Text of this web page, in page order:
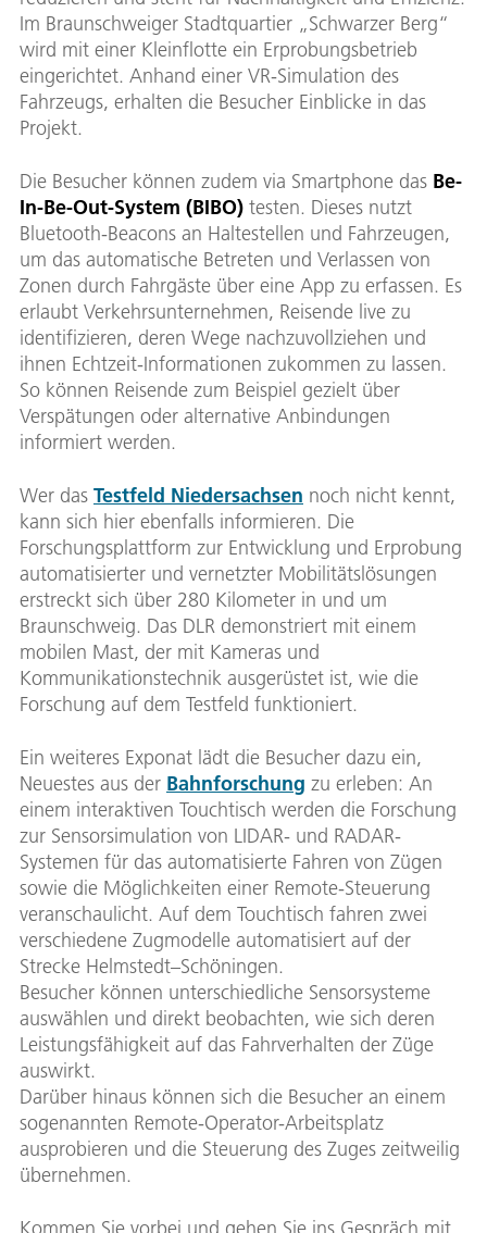
Im Braunschweiger Stadtquartier „Schwarzer Berg“
wird mit einer Kleinflotte ein Erprobungsbetrieb
eingerichtet. Anhand einer VR-Simulation des
Fahrzeugs, erhalten die Besucher Einblicke in das
Projekt.
Die Besucher können zudem via Smartphone das Be-
In-Be-Out-System (BIBO) testen. Dieses nutzt
Bluetooth-Beacons an Haltestellen und Fahrzeugen,
um das automatische Betreten und Verlassen von
Zonen durch Fahrgäste über eine App zu erfassen. Es
erlaubt Verkehrsunternehmen, Reisende live zu
identifizieren, deren Wege nachzuvollziehen und
ihnen Echtzeit-Informationen zukommen zu lassen.
So können Reisende zum Beispiel gezielt über
Verspätungen oder alternative Anbindungen
informiert werden.
Wer das Testfeld Niedersachsen noch nicht kennt,
kann sich hier ebenfalls informieren. Die
Forschungsplattform zur Entwicklung und Erprobung
automatisierter und vernetzter Mobilitätslösungen
erstreckt sich über 280 Kilometer in und um
Braunschweig. Das DLR demonstriert mit einem
mobilen Mast, der mit Kameras und
Kommunikationstechnik ausgerüstet ist, wie die
Forschung auf dem Testfeld funktioniert.
Ein weiteres Exponat lädt die Besucher dazu ein,
Neuestes aus der Bahnforschung zu erleben: An
einem interaktiven Touchtisch werden die Forschung
zur Sensorsimulation von LIDAR- und RADAR-
Systemen für das automatisierte Fahren von Zügen
sowie die Möglichkeiten einer Remote-Steuerung
veranschaulicht. Auf dem Touchtisch fahren zwei
verschiedene Zugmodelle automatisiert auf der
Strecke Helmstedt–Schöningen.
Besucher können unterschiedliche Sensorsysteme
auswählen und direkt beobachten, wie sich deren
Leistungsfähigkeit auf das Fahrverhalten der Züge
auswirkt.
Darüber hinaus können sich die Besucher an einem
sogenannten Remote-Operator-Arbeitsplatz
ausprobieren und die Steuerung des Zuges zeitweilig
übernehmen.